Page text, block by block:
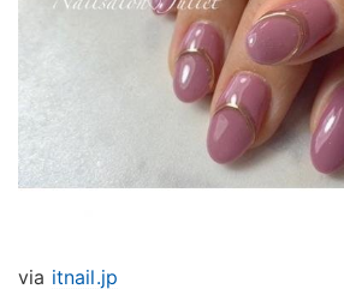
via itnail.jp